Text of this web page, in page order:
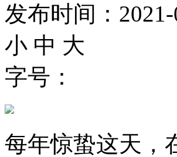
发布时间：
小 中 大
字号：
每年惊蛰这天，